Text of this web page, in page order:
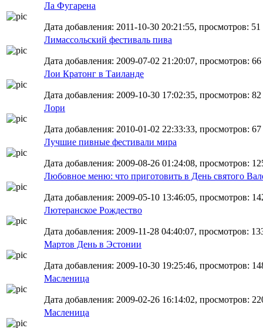
Ла Фугарена
Дата добавления: 2011-10-30 20:21:55, просмотров: 51
Лимассольский фестиваль пива
Дата добавления: 2009-07-02 21:20:07, просмотров: 66
Лои Кратонг в Таиланде
Дата добавления: 2009-10-30 17:02:35, просмотров: 82
Лори
Дата добавления: 2010-01-02 22:33:33, просмотров: 67
Лучшие пивные фестивали мира
Дата добавления: 2009-08-26 01:24:08, просмотров:
Любовное меню: что приготовить в День святого
Дата добавления: 2009-05-10 13:46:05, просмотров:
Лютеранское Рождество
Дата добавления: 2009-11-28 04:40:07, просмотров:
Мартов День в Эстонии
Дата добавления: 2009-10-30 19:25:46, просмотров:
Масленица
Дата добавления: 2009-02-26 16:14:02, просмотров:
Масленица